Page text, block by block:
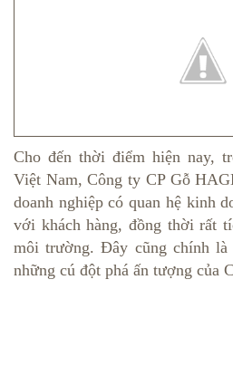
Cho đến thời điểm hiện nay,
Việt Nam, Công ty CP Gỗ
doanh nghiệp có quan hệ kinh
với khách hàng, đồng thời rất
môi trường. Đây cũng chính là
những cú đột phá ấn tượng của